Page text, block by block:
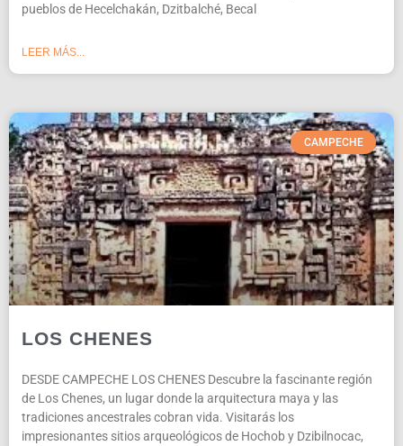
pueblos de Hecelchakán, Dzitbalché, Becal
LEER MÁS...
CAMPECHE
LOS CHENES
DESDE CAMPECHE LOS CHENES Descubre la fascinante región
de Los Chenes, un lugar donde la arquitectura maya y las
tradiciones ancestrales cobran vida. Visitarás los
impresionantes sitios arqueológicos de Hochob y Dzibilnocac,